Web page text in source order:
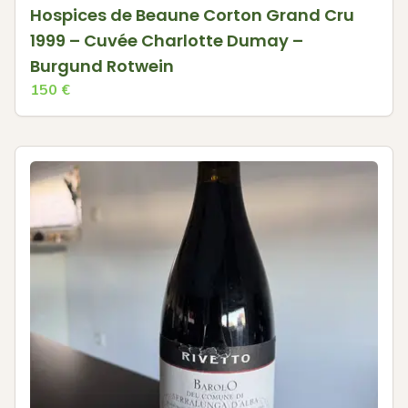
Hospices de Beaune Corton Grand Cru
1999 – Cuvée Charlotte Dumay –
Burgund Rotwein
150 €